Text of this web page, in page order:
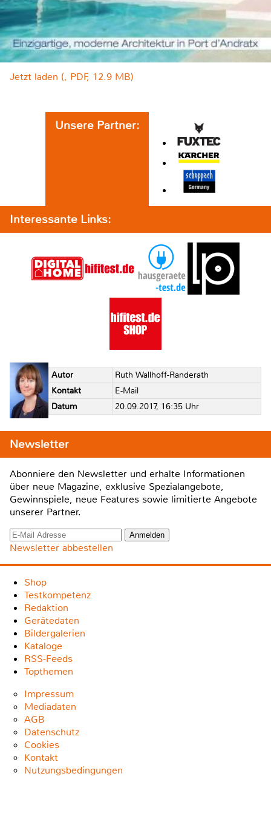
Jetzt laden (, PDF, 12.9 MB)
Unsere Partner:
Interessante Links:
Autor
Ruth Wallhoff-Randerath
Kontakt
E-Mail
Datum
20.09.2017, 16:35 Uhr
Newsletter
Abonniere den Newsletter und erhalte Informationen
über neue Magazine, exklusive Spezialangebote,
Gewinnspiele, neue Features sowie limitierte Angebote
unserer Partner.
Newsletter abbestellen
Shop
Testkompetenz
Redaktion
Gerätedaten
Bildergalerien
Kataloge
RSS-Feeds
Topthemen
Impressum
Mediadaten
AGB
Datenschutz
Cookies
Kontakt
Nutzungsbedingungen